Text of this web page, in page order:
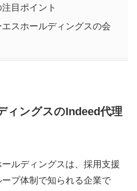
目ポイント
スホールディングスの会
ィングスのIndeed代理
ルディングスは、採用支援
プ体制で知られる企業で